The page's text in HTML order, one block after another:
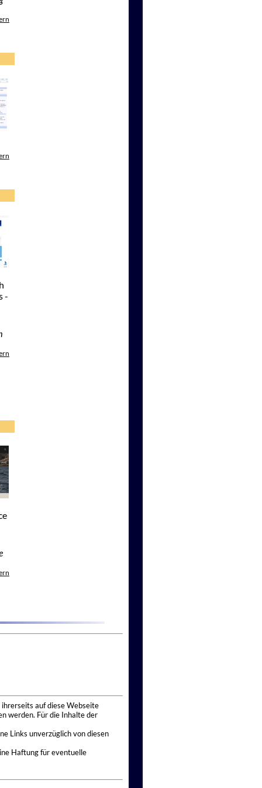
-
auf diese Webseite
werden. Für die Inhalte der
Links unverzüglich von diesen
Haftung für eventuelle